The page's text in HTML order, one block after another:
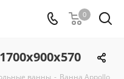
0
ванны - Ванна Appollo